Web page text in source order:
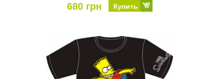
680 грн Купить